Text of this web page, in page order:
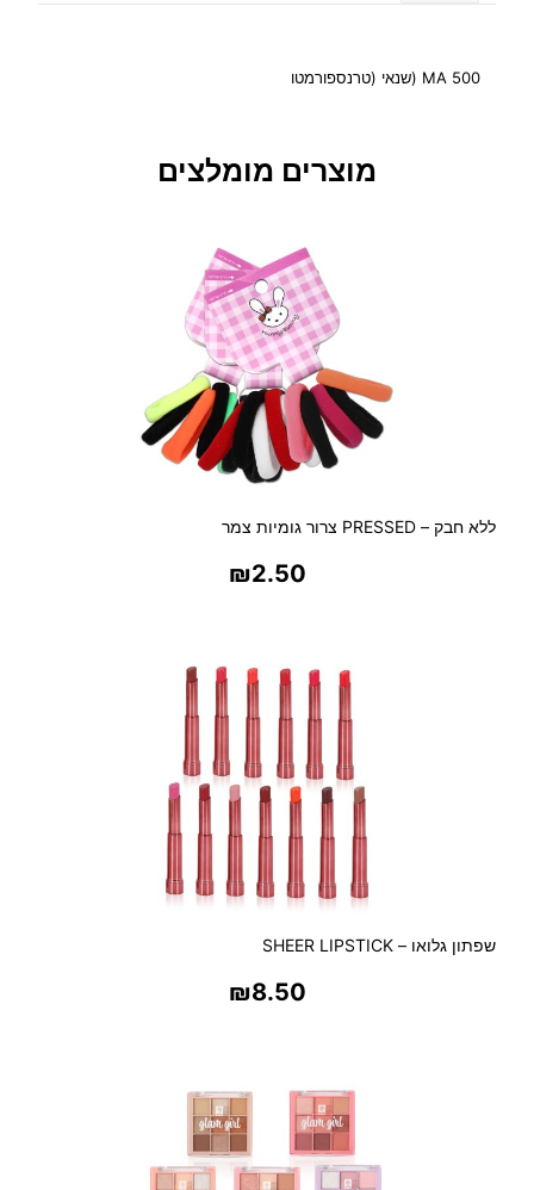
נ
ס
מ
ט
ו
ר
5
0
0
א
MA 500 (שנאי (טרנספורמטו
מוצרים מומלצים
ללא חבק – PRESSED צרור גומיות צמר
₪2.50
שפתון גלואו – SHEER LIPSTICK
₪8.50